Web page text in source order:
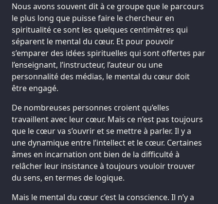
Nous avons souvent dit à ce groupe que le parcours
le plus long que puisse faire le chercheur en
spiritualité ce sont les quelques centimètres qui
séparent le mental du cœur. Et pour pouvoir
s’emparer des idées spirituelles qui sont offertes par
l’enseignant, l’instructeur, l’auteur ou une
personnalité des médias, le mental du cœur doit
être engagé.
De nombreuses personnes croient qu’elles
travaillent avec leur cœur. Mais ce n’est pas toujours
que le cœur va s’ouvrir et se mettre à parler. Il y a
une dynamique entre l’intellect et le cœur. Certaines
âmes en incarnation ont bien de la difficulté à
relâcher leur insistance à toujours vouloir trouver
du sens, en termes de logique.
Mais le mental du cœur c’est la conscience. Il n’y a